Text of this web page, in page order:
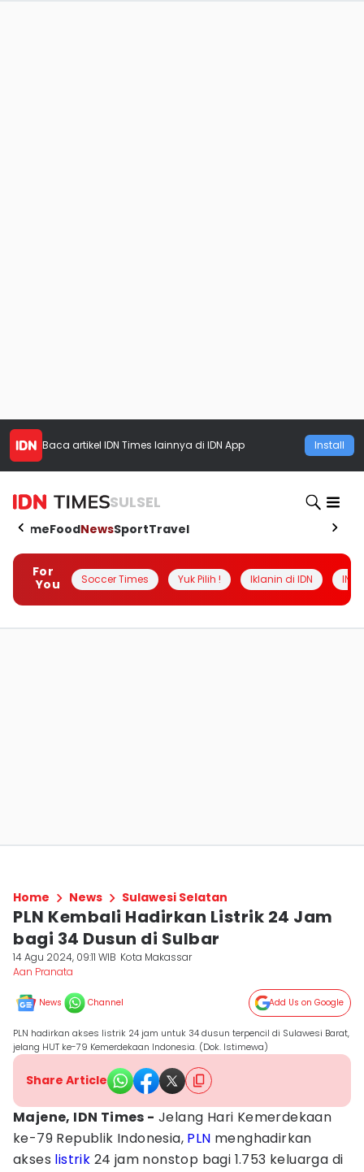
Baca artikel IDN Times lainnya di IDN App Install
SULSEL
HomeFoodNewsSportTravel
For
You
Soccer Times Yuk Pilih ! Iklanin di IDN
Home News Sulawesi Selatan
PLN Kembali Hadirkan Listrik 24 Jam
bagi 34 Dusun di Sulbar
14 Agu 2024, 09:11 WIB Kota Makassar
Aan Pranata
News Channel Add Us on Google
PLN hadirkan akses listrik 24 jam untuk 34 dusun terpencil di Sulawesi Barat,
jelang HUT ke-79 Kemerdekaan Indonesia. (Dok. Istimewa)
Share Article
Majene, IDN Times - Jelang Hari Kemerdekaan
ke-79 Republik Indonesia, PLN menghadirkan
akses listrik 24 jam nonstop bagi 1.753 keluarga di